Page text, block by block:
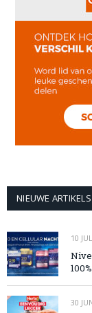
NIEUWE ARTIKELS
10
30